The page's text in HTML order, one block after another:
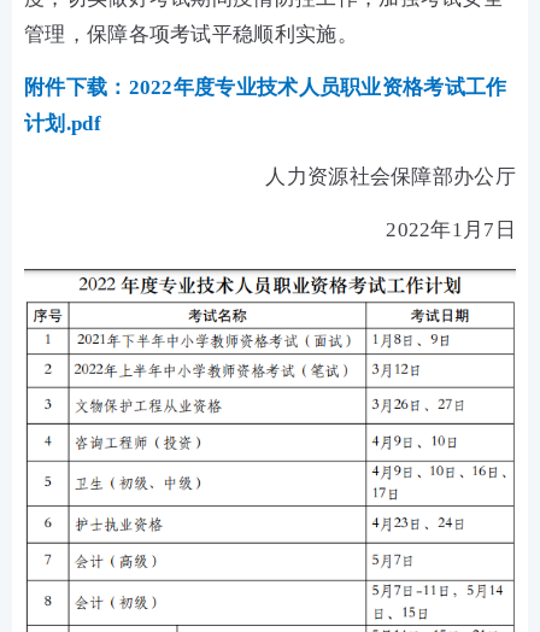
管理，保障各项考试平稳顺利实施。
附件下载：2022年度专业技术人员职业资格考试工作
计划.pdf
人力资源社会保障部办公厅
2022年1月7日